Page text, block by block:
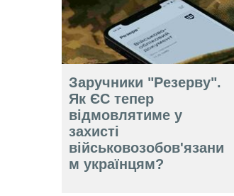
Заручники "Резерву".
Як ЄС тепер
відмовлятиме у
захисті
військовозобов'язани
м українцям?